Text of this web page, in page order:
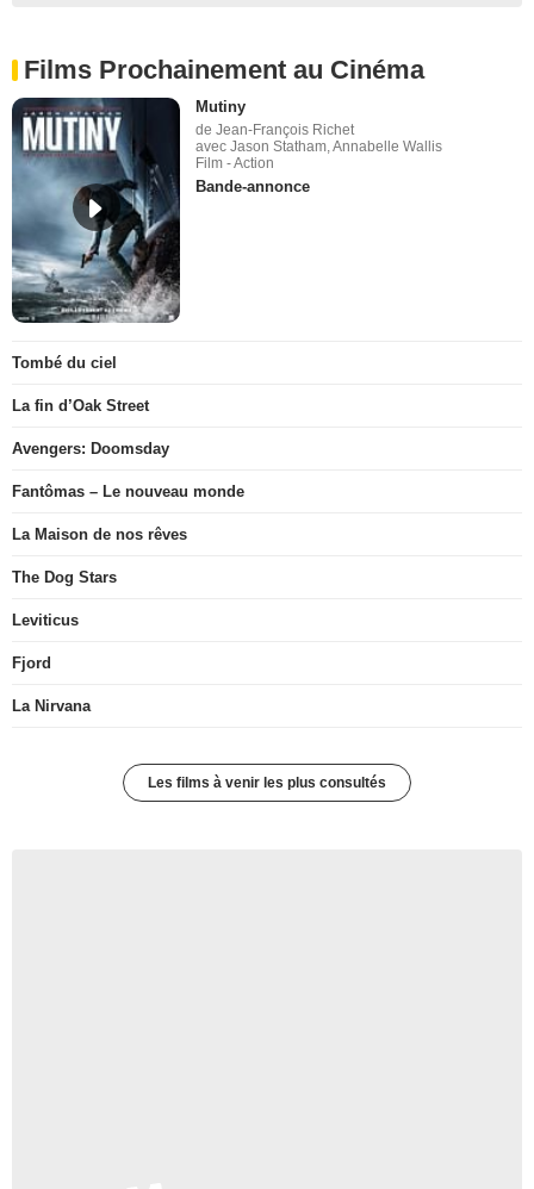
Films Prochainement au Cinéma
Mutiny
de Jean-François Richet
avec Jason Statham, Annabelle Wallis
Film - Action
Bande-annonce
Tombé du ciel
La fin d’Oak Street
Avengers: Doomsday
Fantômas – Le nouveau monde
La Maison de nos rêves
The Dog Stars
Leviticus
Fjord
La Nirvana
Les films à venir les plus consultés